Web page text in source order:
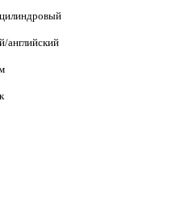
цилиндровый
английский